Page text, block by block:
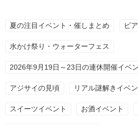
夏の注目イベント・催しまとめ ビ
水かけ祭り・ウォーターフェス
2026年9月19日～23日の連休開催イベ
アジサイの見頃 リアル謎解きイベ
スイーツイベント お酒イベント